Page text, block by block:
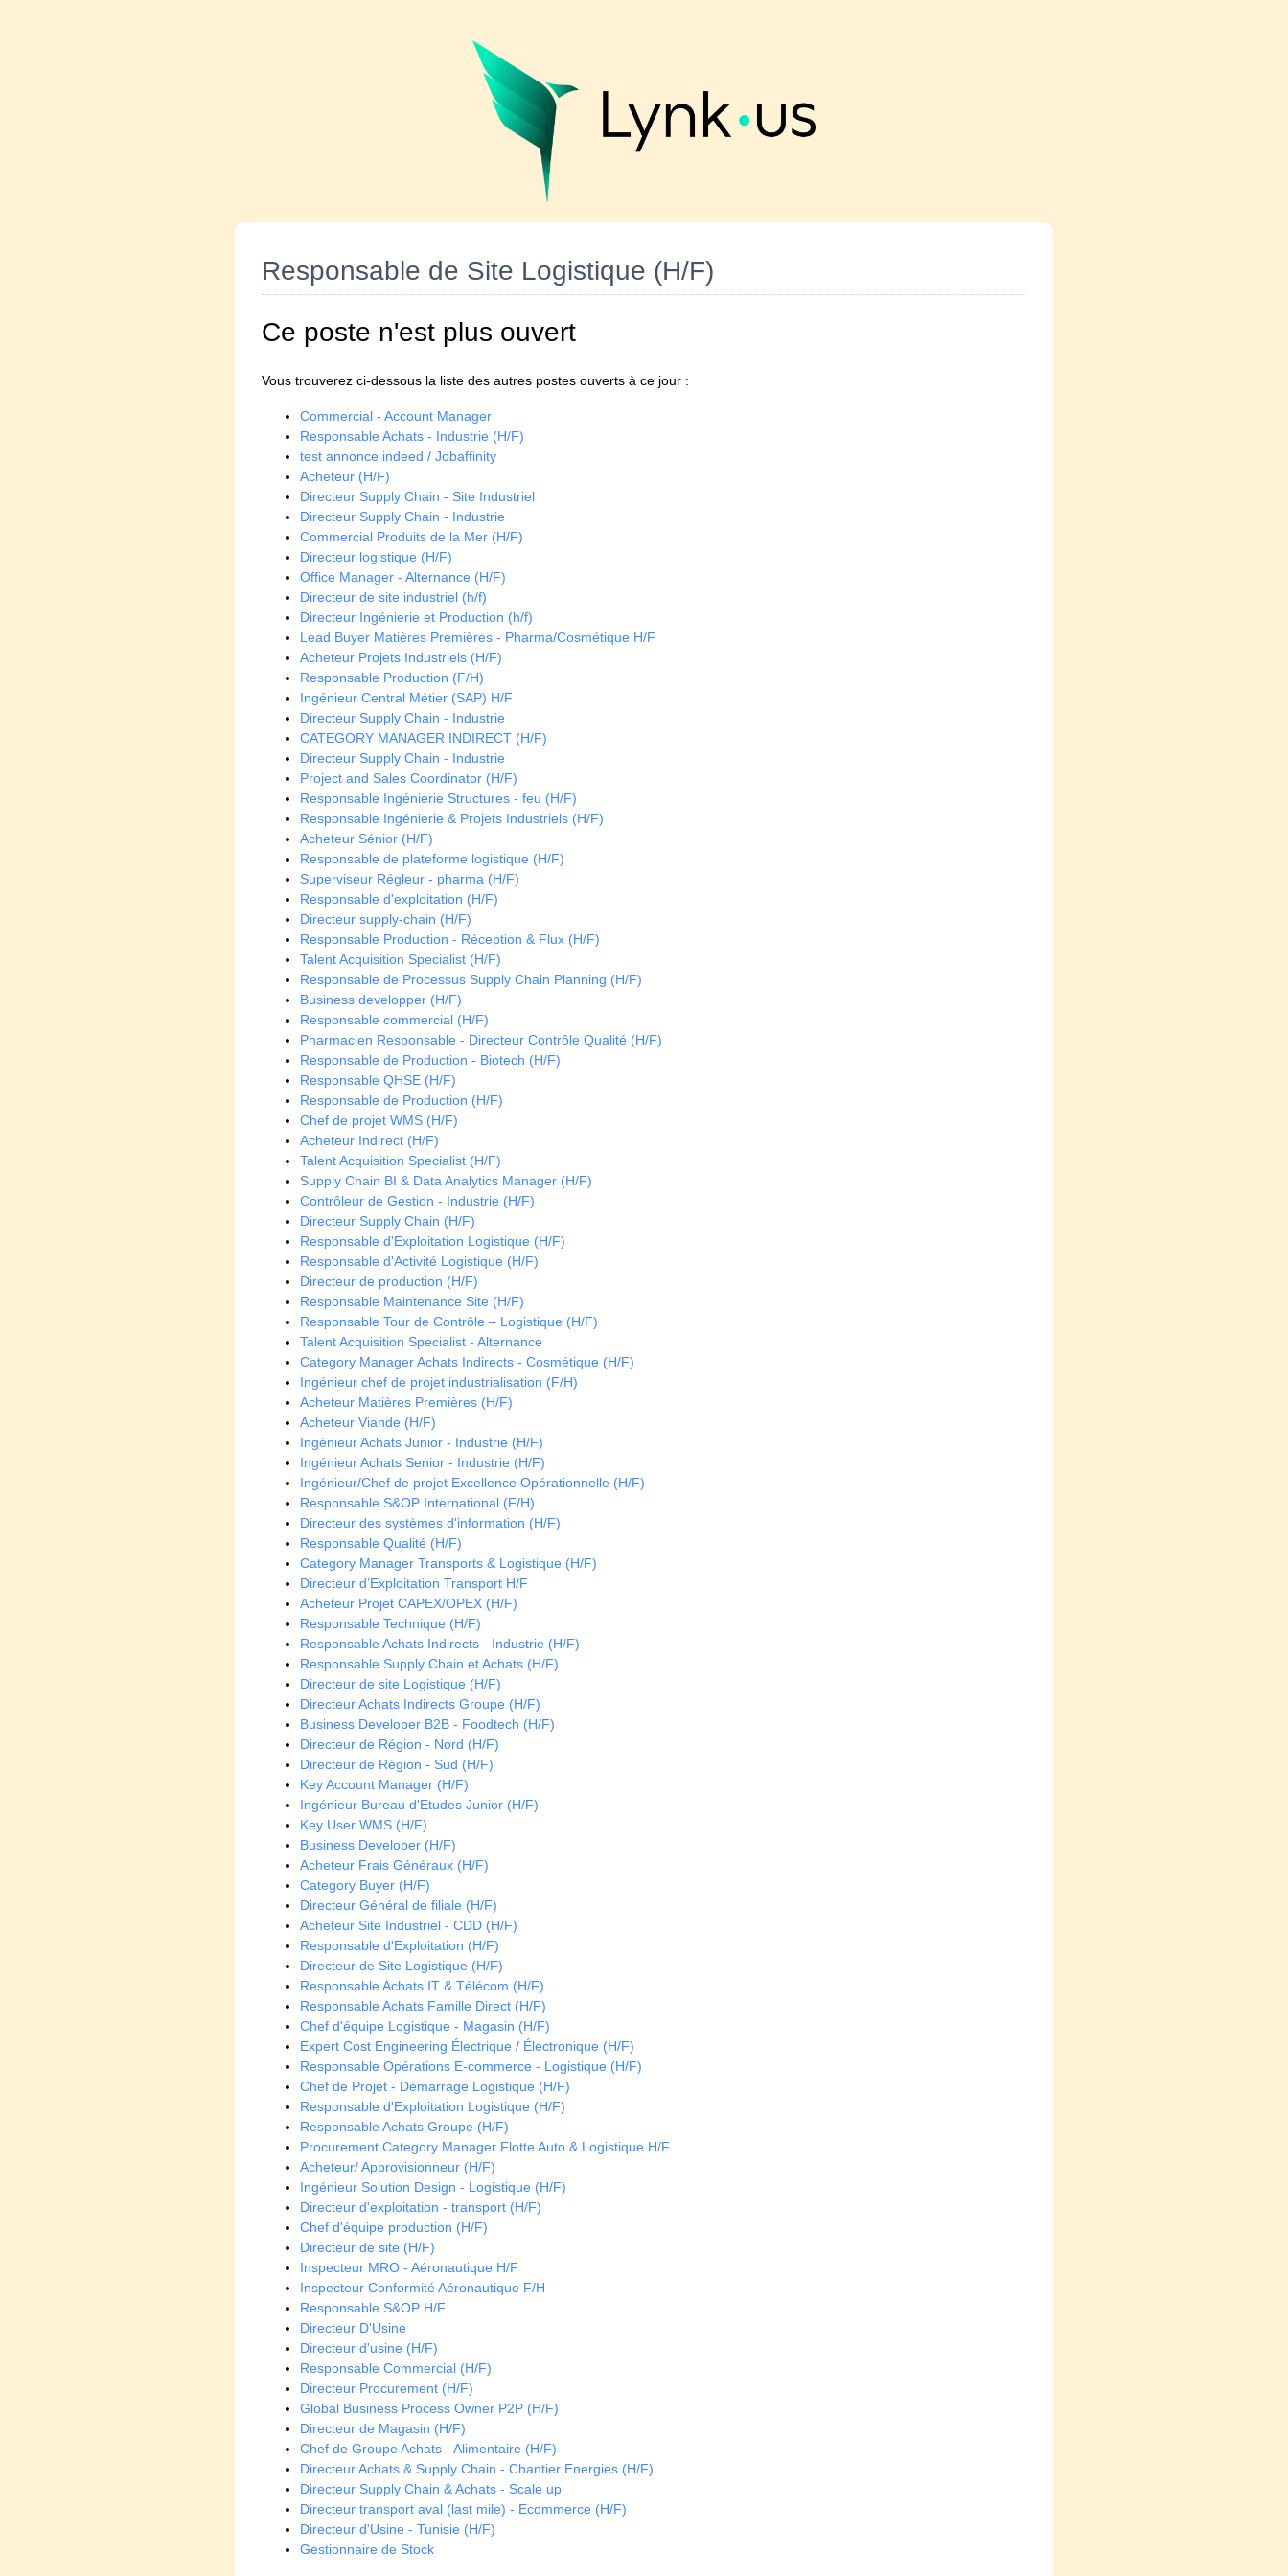
Responsable de Site Logistique (H/F)
Ce poste n'est plus ouvert
Vous trouverez ci-dessous la liste des autres postes ouverts à ce jour :
Commercial - Account Manager
Responsable Achats - Industrie (H/F)
test annonce indeed / Jobaffinity
Acheteur (H/F)
Directeur Supply Chain - Site Industriel
Directeur Supply Chain - Industrie
Commercial Produits de la Mer (H/F)
Directeur logistique (H/F)
Office Manager - Alternance (H/F)
Directeur de site industriel (h/f)
Directeur Ingénierie et Production (h/f)
Lead Buyer Matières Premières - Pharma/Cosmétique H/F
Acheteur Projets Industriels (H/F)
Responsable Production (F/H)
Ingénieur Central Métier (SAP) H/F
Directeur Supply Chain - Industrie
CATEGORY MANAGER INDIRECT (H/F)
Directeur Supply Chain - Industrie
Project and Sales Coordinator (H/F)
Responsable Ingénierie Structures - feu (H/F)
Responsable Ingénierie & Projets Industriels (H/F)
Acheteur Sénior (H/F)
Responsable de plateforme logistique (H/F)
Superviseur Régleur - pharma (H/F)
Responsable d'exploitation (H/F)
Directeur supply-chain (H/F)
Responsable Production - Réception & Flux (H/F)
Talent Acquisition Specialist (H/F)
Responsable de Processus Supply Chain Planning (H/F)
Business developper (H/F)
Responsable commercial (H/F)
Pharmacien Responsable - Directeur Contrôle Qualité (H/F)
Responsable de Production - Biotech (H/F)
Responsable QHSE (H/F)
Responsable de Production (H/F)
Chef de projet WMS (H/F)
Acheteur Indirect (H/F)
Talent Acquisition Specialist (H/F)
Supply Chain BI & Data Analytics Manager (H/F)
Contrôleur de Gestion - Industrie (H/F)
Directeur Supply Chain (H/F)
Responsable d'Exploitation Logistique (H/F)
Responsable d'Activité Logistique (H/F)
Directeur de production (H/F)
Responsable Maintenance Site (H/F)
Responsable Tour de Contrôle – Logistique (H/F)
Talent Acquisition Specialist - Alternance
Category Manager Achats Indirects - Cosmétique (H/F)
Ingénieur chef de projet industrialisation (F/H)
Acheteur Matières Premières (H/F)
Acheteur Viande (H/F)
Ingénieur Achats Junior - Industrie (H/F)
Ingénieur Achats Senior - Industrie (H/F)
Ingénieur/Chef de projet Excellence Opérationnelle (H/F)
Responsable S&OP International (F/H)
Directeur des systèmes d'information (H/F)
Responsable Qualité (H/F)
Category Manager Transports & Logistique (H/F)
Directeur d’Exploitation Transport H/F
Acheteur Projet CAPEX/OPEX (H/F)
Responsable Technique (H/F)
Responsable Achats Indirects - Industrie (H/F)
Responsable Supply Chain et Achats (H/F)
Directeur de site Logistique (H/F)
Directeur Achats Indirects Groupe (H/F)
Business Developer B2B - Foodtech (H/F)
Directeur de Région - Nord (H/F)
Directeur de Région - Sud (H/F)
Key Account Manager (H/F)
Ingénieur Bureau d'Etudes Junior (H/F)
Key User WMS (H/F)
Business Developer (H/F)
Acheteur Frais Généraux (H/F)
Category Buyer (H/F)
Directeur Général de filiale (H/F)
Acheteur Site Industriel - CDD (H/F)
Responsable d'Exploitation (H/F)
Directeur de Site Logistique (H/F)
Responsable Achats IT & Télécom (H/F)
Responsable Achats Famille Direct (H/F)
Chef d'équipe Logistique - Magasin (H/F)
Expert Cost Engineering Électrique / Électronique (H/F)
Responsable Opérations E-commerce - Logistique (H/F)
Chef de Projet - Démarrage Logistique (H/F)
Responsable d'Exploitation Logistique (H/F)
Responsable Achats Groupe (H/F)
Procurement Category Manager Flotte Auto & Logistique H/F
Acheteur/ Approvisionneur (H/F)
Ingénieur Solution Design - Logistique (H/F)
Directeur d'exploitation - transport (H/F)
Chef d'équipe production (H/F)
Directeur de site (H/F)
Inspecteur MRO - Aéronautique H/F
Inspecteur Conformité Aéronautique F/H
Responsable S&OP H/F
Directeur D'Usine
Directeur d'usine (H/F)
Responsable Commercial (H/F)
Directeur Procurement (H/F)
Global Business Process Owner P2P (H/F)
Directeur de Magasin (H/F)
Chef de Groupe Achats - Alimentaire (H/F)
Directeur Achats & Supply Chain - Chantier Energies (H/F)
Directeur Supply Chain & Achats - Scale up
Directeur transport aval (last mile) - Ecommerce (H/F)
Directeur d'Usine - Tunisie (H/F)
Gestionnaire de Stock